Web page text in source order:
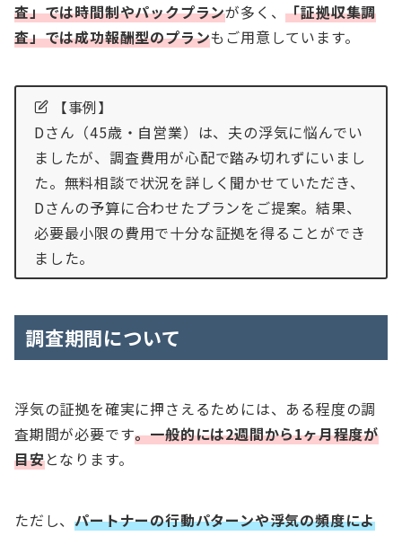
査」では時間制やパックプランが多く、「証拠収集調
査」では成功報酬型のプランもご用意しています。
【事例】
Dさん（45歳・自営業）は、夫の浮気に悩んでい
ましたが、調査費用が心配で踏み切れずにいまし
た。無料相談で状況を詳しく聞かせていただき、
Dさんの予算に合わせたプランをご提案。結果、
必要最小限の費用で十分な証拠を得ることができ
ました。
調査期間について
浮気の証拠を確実に押さえるためには、ある程度の調
査期間が必要です。一般的には2週間から1ヶ月程度が
目安となります。
ただし、パートナーの行動パターンや浮気の頻度によ